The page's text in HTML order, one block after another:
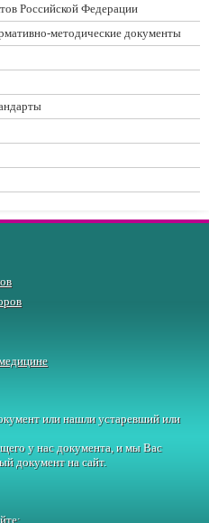
Российской Федерации
методические документы
или нашли устаревший или
у нас документа, и мы Вас
документ на сайт.